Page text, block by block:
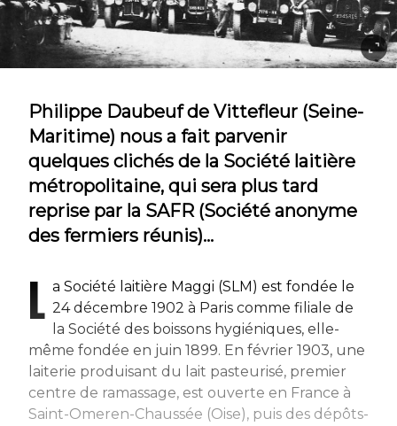
Philippe Daubeuf de Vittefleur (Seine-
Maritime) nous a fait parvenir
quelques clichés de la Société laitière
métropolitaine, qui sera plus tard
reprise par la SAFR (Société anonyme
des fermiers réunis)…
L a Société laitière Maggi (SLM) est fondée le
24 décembre 1902 à Paris comme filiale de
la Société des boissons hygiéniques, elle-
même fondée en juin 1899. En février 1903, une
laiterie produisant du lait pasteurisé, premier
centre de ramassage, est ouverte en France à
Saint-Omeren-Chaussée (Oise), puis des dépôts-